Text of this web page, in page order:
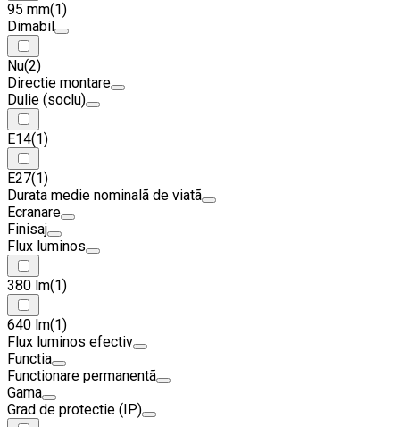
95 mm(1)
Dimabil
Nu(2)
Directie montare
Dulie (soclu)
E14(1)
E27(1)
Durata medie nominalã de viatã
Ecranare
Finisaj
Flux luminos
380 lm(1)
640 lm(1)
Flux luminos efectiv
Functia
Functionare permanentã
Gama
Grad de protectie (IP)